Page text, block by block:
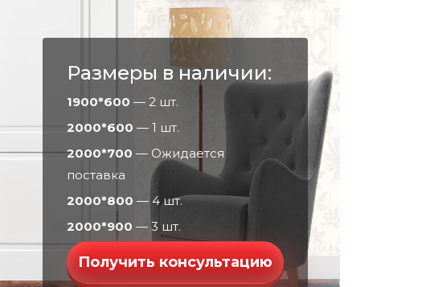
Размеры в наличии:
1900*600 — 2 шт.
2000*600 — 1 шт.
2000*700 — Ожидается
поставка
2000*800 — 4 шт.
2000*900 — 3 шт.
Получить консультацию